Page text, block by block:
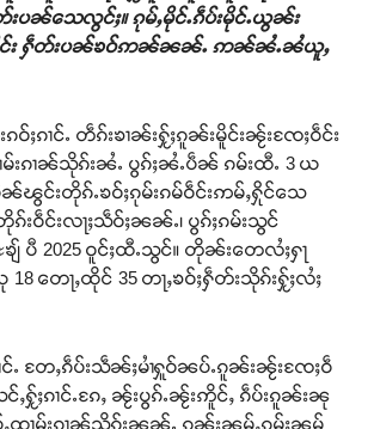
ပၼ်သေလွင်ႈ။ ၵုမ်ႇမိုင်ႉၵဵပ်းမိုင်ႉယွၼ်း
မိူင်း ႁဵတ်းပၼ်ၶဝ်ဢၼ်ၼၼ်ႉ ဢၼ်ၼႆႉၼႆယူႇ
ဝ်ႈၵၢင်ႉ တဵၵ်းၶၢၼ်းႁႂ်ႈၵူၼ်းမိူင်းၼႂ်းၸႄႈဝဵင်း
မ်းၵၢၼ်သိုၵ်းၼႆႉ ပွၵ်ႈၼႆႉပဵၼ် ၵမ်းထီႉ 3 ယ
ပဵၼ်ၽွင်းတိုၵ်ႉၶဝ်ႈၵုမ်းၵမ်ဝဵင်းဢမ်ႇႁိုင်သေ
းဝဵင်းလႃႈသဵဝ်ႈၼၼ်ႉ၊ ပွၵ်ႈၵမ်းသွင်
ပီ 2025 ဝူင်ႈထီႉသွင်။ တိုၼ်းတေလႆႈႁႃ
တေႃႇထိုင် 35 တႃႇၶဝ်ႈႁဵတ်းသိုၵ်းႁႂ်ႈလႆႈ
င်ႉ တႄႇၵဵပ်းသဵၼ်ႈမၢႆႁူဝ်ၼပ်ႉၵူၼ်းၼႂ်းၸႄႈဝဵ
ႈၵၢင်ႉၵႄႇ ၼႂ်းပွၵ်ႉၼႂ်းဢိူင်ႇ ၵဵပ်းၵူၼ်းၼု
ပ်ႇထၢမ်းၵၢၼ်သိုၵ်းၼၼ်ႉ ၵူၼ်းၼုမ်ႇၵမ်ႈၼမ်